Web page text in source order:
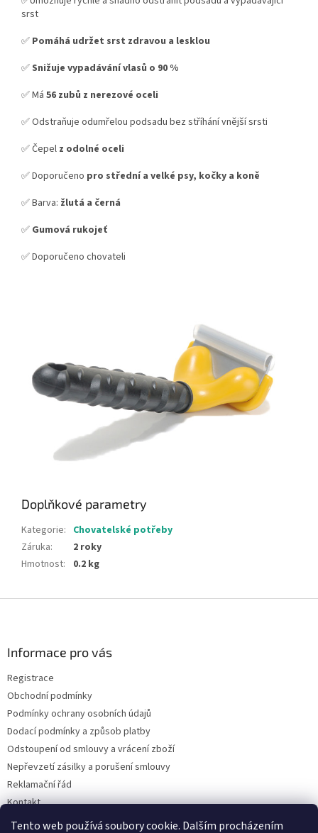
Tento web používá soubory cookie. Dalším procházením
srst
✅ Pomáhá udržet srst zdravou a lesklou
✅Snižuje vypadávání vlasů o 90 %
✅ Má 56 zubů z nerezové oceli
✅ Odstraňuje odumřelou podsadu bez stříhání vnější srsti
✅ Čepel z odolné oceli
✅ Doporučeno pro střední a velké psy, kočky a koně
✅ Barva: žlutá a černá
✅ Gumová rukojeť
✅ Doporučeno chovateli
Doplňkové parametry
Kategorie: Chovatelské potřeby
Záruka:
2 roky
Hmotnost: 0.2 kg
Informace pro vás
Registrace
Obchodní podmínky
Podmínky ochrany osobních údajů
Dodací podmínky a způsob platby
Odstoupení od smlouvy a vrácení zboží
Nepřevzetí zásilky a porušení smlouvy
Reklamační řád
Kontakt
Napište nám